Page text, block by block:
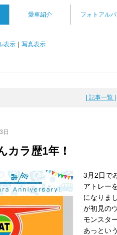
愛車紹介 フォトアル
表示 写真表示
| 記事一覧 |
日
カラ歴1年！
3月2日で
アトレー
になりま
が初見の
モンスタ
あっとい